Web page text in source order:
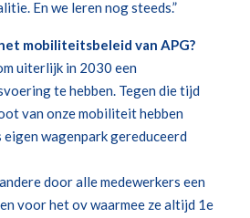
En we leren nog steeds.”
mobiliteitsbeleid van APG?
uiterlijk in 2030 een
te hebben. Tegen die tijd
van onze mobiliteit hebben
wagenpark gereduceerd
door alle medewerkers een
voor het ov waarmee ze altijd 1e